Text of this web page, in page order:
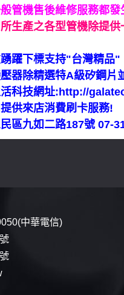
管機售後維修服務都
生產之各型管機除提
躍下標支持"台灣精品"
器除精選特A級矽鋼片
科技網址: http://
供來店消費刷卡服務!
區九如二路187號 07-
(中華電信)